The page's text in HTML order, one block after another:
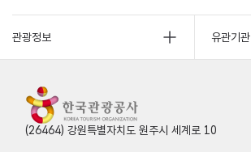
관광정보 유관기관
(26464) 강원특별자치도 원주시 세계로 10